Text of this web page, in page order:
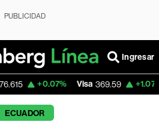
PUBLICIDAD
Ingresar
Visa 369.59 +1.07% MercadoLibre
ECUADOR